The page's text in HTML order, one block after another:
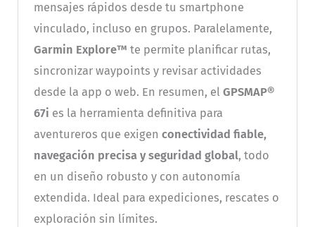
mensajes rápidos desde tu smartphone
vinculado, incluso en grupos. Paralelamente,
Garmin Explore™ te permite planificar rutas,
sincronizar waypoints y revisar actividades
desde la app o web. En resumen, el GPSMAP®
67i es la herramienta definitiva para
aventureros que exigen conectividad fiable,
navegación precisa y seguridad global, todo
en un diseño robusto y con autonomía
extendida. Ideal para expediciones, rescates o
exploración sin límites.